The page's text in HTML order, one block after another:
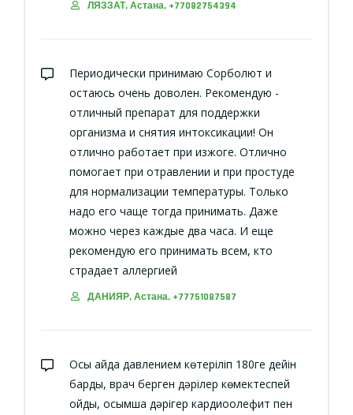
ЛЯЗЗАТ, Астана, +77082754394
Периодически принимаю Сорболют и
остаюсь очень доволен. Рекомендую -
отличный препарат для поддержки
организма и снятия интоксикации! Он
отлично работает при изжоге. Отлично
помогает при отравлении и при простуде
для нормализации температуры. Только
надо его чаще тогда принимать. Даже
можно через каждые два часа. И еще
рекомендую его принимать всем, кто
страдает аллергией
ДАНИЯР, Астана, +77751087587
Осы айда давлением көтеріліп 180ге дейін
барды, врач берген дәрілер көмектеспей
қойды, қосымша дәрігер кардиоолефит пен